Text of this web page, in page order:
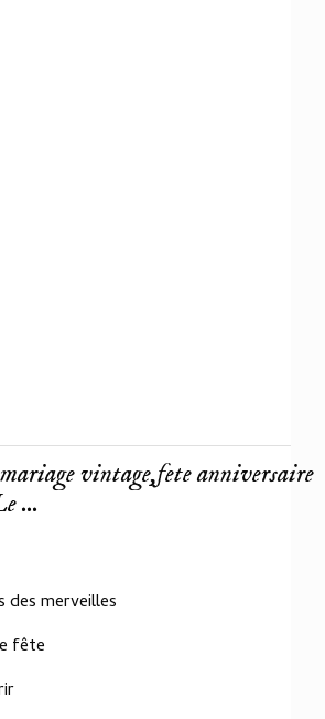
vintage,fete anniversaire
...
des merveilles
fête